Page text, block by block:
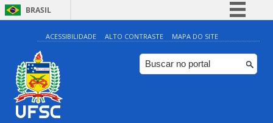
BRASIL
Simplifique!
Comunica BR
Participe
ACESSIBILIDADE ALTO CONTRASTE MAPA DO SITE